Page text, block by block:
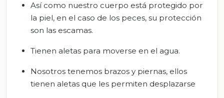
Así como nuestro cuerpo está protegido por
la piel, en el caso de los peces, su protección
son las escamas.
Tienen aletas para moverse en el agua.
Nosotros tenemos brazos y piernas, ellos
tienen aletas que les permiten desplazarse